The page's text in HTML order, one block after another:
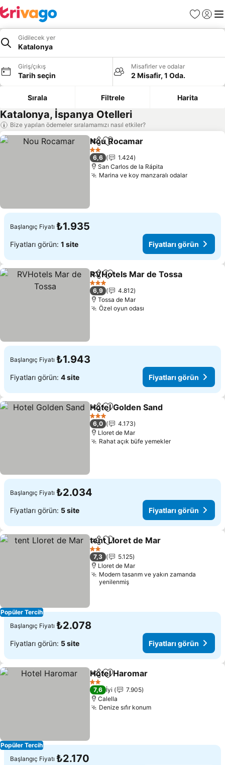
Favoriler
Giriş
Gidilecek yer
Katalonya
Giriş/çıkış
Tarih seçin
Misafirler ve odalar
2 Misafir, 1 Oda.
Sırala Filtrele Harita
Katalonya, İspanya Otelleri
Bize yapılan ödemeler sıralamamızı nasıl etkiler?
PaylaşFavorilerime ekle
Nou Rocamar
2 Yıldız
6,6
1.424
San Carlos de la Rápita
Marina ve koy manzaralı odalarFiyatları
Başlangıç Fiyatı ₺1.935
Fiyatları görün: 1 site Fiyatları görün
PaylaşFavorilerime ekle
RVHotels Mar de Tossa
3 Yıldız
6,9
4.812
Tossa de Mar
Özel oyun odası
Başlangıç Fiyatı ₺1.943
Fiyatları görün: 4 site Fiyatları görün
PaylaşFavorilerime ekle
Hotel Golden Sand
3 Yıldız
6,0
4.173
Lloret de Mar
Rahat açık büfe yemeklerFiyatları görün
Başlangıç Fiyatı ₺2.034
Fiyatları görün: 5 site Fiyatları görün
Popüler Tercih
PaylaşFavorilerime ekle
tent Lloret de Mar
2 Yıldız
7,3
5.125
Lloret de Mar
Modern tasarım ve yakın zamanda
yenilenmiş
Başlangıç Fiyatı ₺2.078
Fiyatları görün: 5 site Fiyatları görün
Popüler Tercih
PaylaşFavorilerime ekle
Hotel Haromar
2 Yıldız
7,6 İyi
7.905
Calella
Denize sıfır konumFiyatları görün
Başlangıç Fiyatı ₺2.170